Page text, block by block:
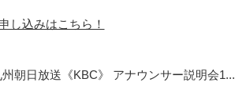
し込みはこちら！
朝日放送《KBC》 アナウンサー説明会1...